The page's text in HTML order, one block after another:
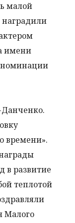
малой
имени
номинации
времени».
в развитие
теплотой
Малого